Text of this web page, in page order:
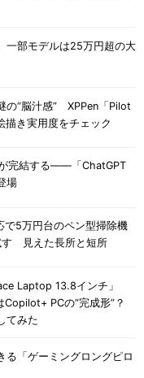
一部モデルは25万円超の大
の“脳汁感” XPPen「Pilot
描き実用度をチェック
完結する――「ChatGPT
場
で5万円台のペン型掃除機
す 見えた長所と短所
Laptop 13.8インチ」
Copilot+ PCの“完成形”？
てみた
る「ゲーミングロングピロ